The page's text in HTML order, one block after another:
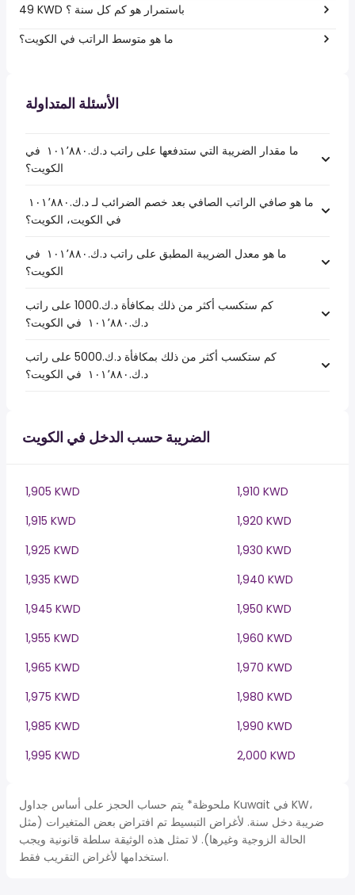
49 KWD باستمرار هو كم كل سنة ؟
ما هو متوسط الراتب في الكويت؟
الأسئلة المتداولة
ما مقدار الضريبة التي ستدفعها على راتب د.ك.‏١٠١٬٨٨٠ ‏ في
الكويت؟
في الكويت، الكويت؟
ما هو معدل الضريبة المطبق على راتب د.ك.‏١٠١٬٨٨٠ ‏ في
الكويت؟
كم ستكسب أكثر من ذلك بمكافأة د.ك.1000 على راتب
د.ك.‏١٠١٬٨٨٠ ‏ في الكويت؟
كم ستكسب أكثر من ذلك بمكافأة د.ك.5000 على راتب
د.ك.‏١٠١٬٨٨٠ ‏ في الكويت؟
الضريبة حسب الدخل في الكويت
1,905 KWD
1,910 KWD
1,915 KWD
1,920 KWD
1,925 KWD
1,930 KWD
1,935 KWD
1,940 KWD
1,945 KWD
1,950 KWD
1,955 KWD
1,960 KWD
1,965 KWD
1,970 KWD
1,975 KWD
1,980 KWD
1,985 KWD
1,990 KWD
1,995 KWD
2,000 KWD
ملحوظة* يتم حساب الحجز على أساس جداول Kuwait في KW،
ضريبة دخل سنة. لأغراض التبسيط تم افتراض بعض المتغيرات (مثل
الحالة الزوجية وغيرها). لا تمثل هذه الوثيقة سلطة قانونية ويجب
استخدامها لأغراض التقريب فقط.